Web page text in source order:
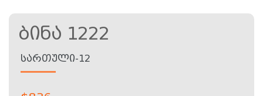
Ბინა 1222
ᲡᲐᲠᲗᲣᲚᲘ-12